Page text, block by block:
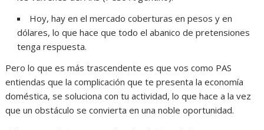
Hoy, hay en el mercado coberturas en pesos y en
dólares, lo que hace que todo el abanico de pretensiones
tenga respuesta.
Pero lo que es más trascendente es que vos como PAS
entiendas que la complicación que te presenta la economía
doméstica, se soluciona con tu actividad, lo que hace a la vez
que un obstáculo se convierta en una noble oportunidad.